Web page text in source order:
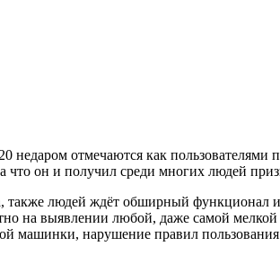
отмечаются как
что он и получил среди многих людей
также людей ждёт обширный функционал
на выявлении любой, даже самой
машинки, нарушение правил